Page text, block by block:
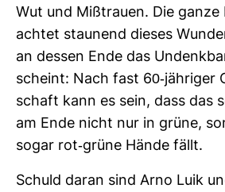
Wut und Miß­trauen. Die
achtet stau­nend dieses
an dessen Ende das
scheint: Nach fast 60-​jäh­riger
schaft kann es sein, dass das
am Ende nicht nur in grüne,
sogar rot-​grüne Hände fällt.
Schuld daran sind Arno Luik